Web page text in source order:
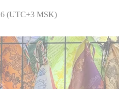
(UTC+3 MSK)